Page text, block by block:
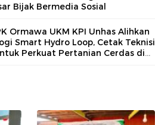
Bijak Bermedia Sosial
Ormawa UKM KPI Unhas Alihkan
Smart Hydro Loop, Cetak Teknisi
Perkuat Pertanian Cerdas di